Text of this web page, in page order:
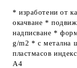
* изработени от
окачване *
надписване *
g/m2 * с метална
пластмасов
А4